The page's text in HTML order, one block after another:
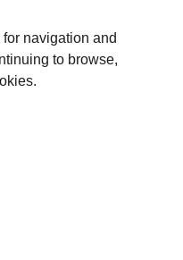
navigation and
to browse,